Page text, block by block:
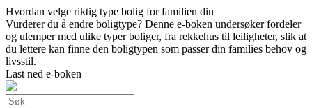
Hvordan velge riktig type bolig for familien din
Vurderer du å endre boligtype? Denne e-boken undersøker fordeler
og ulemper med ulike typer boliger, fra rekkehus til leiligheter, slik at
du lettere kan finne den boligtypen som passer din families behov og
livsstil.
Last ned e-boken